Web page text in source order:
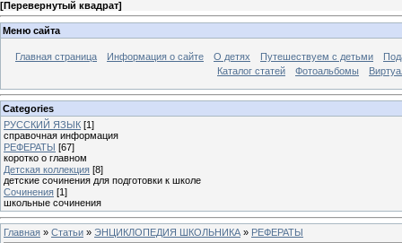
[Перевернутый квадрат]
Меню сайта
Главная страница Информация о сайте О детях Путешествуем с детьми
Каталог статей
Фотоальбомы
Categories
РУССКИЙ ЯЗЫК [1]
справочная информация
РЕФЕРАТЫ [67]
коротко о главном
Детская коллекция [8]
детские сочинения для подготовки к школе
Сочинения [1]
школьные сочинения
Главная » Статьи » ЭНЦИКЛОПЕДИЯ ШКОЛЬНИКА » РЕФЕРАТЫ